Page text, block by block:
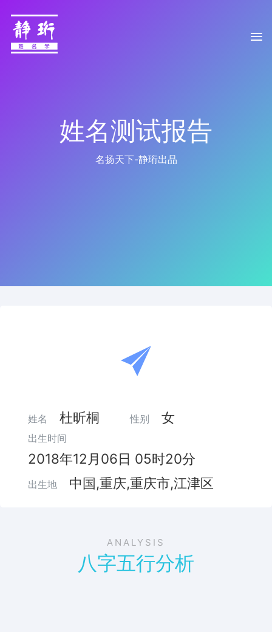
姓名测试报告
名扬天下-静珩出品
姓名 杜昕桐 性别 女
出生时间
2018年12月06日 05时20分
出生地 中国,重庆,重庆市,江津区
ANALYSIS
八字五行分析